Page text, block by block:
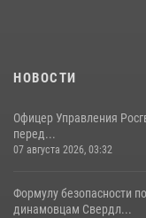
НОВОСТИ
Офицер Управления
перед...
07 августа 2026, 03:32
Формулу безопасности
динамовцам Свердл...